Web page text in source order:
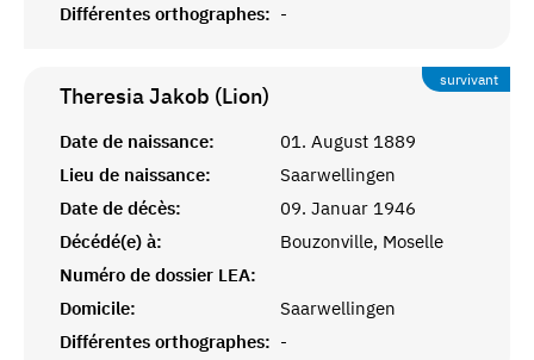
Différentes orthographes: -
survivant
Theresia Jakob (Lion)
Date de naissance:
01. August 1889
Lieu de naissance:
Saarwellingen
Date de décès:
09. Januar 1946
Décédé(e) à:
Bouzonville, Moselle
Numéro de dossier LEA:
Domicile:
Saarwellingen
Différentes orthographes: -